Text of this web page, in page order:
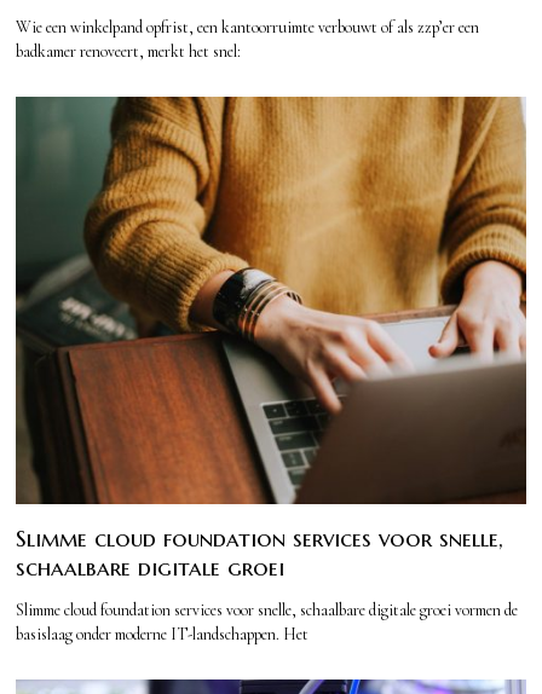
Wie een winkelpand opfrist, een kantoorruimte verbouwt of als zzp’er een
badkamer renoveert, merkt het snel:
Slimme cloud foundation services voor snelle,
schaalbare digitale groei
Slimme cloud foundation services voor snelle, schaalbare digitale groei vormen de
basislaag onder moderne IT-landschappen. Het